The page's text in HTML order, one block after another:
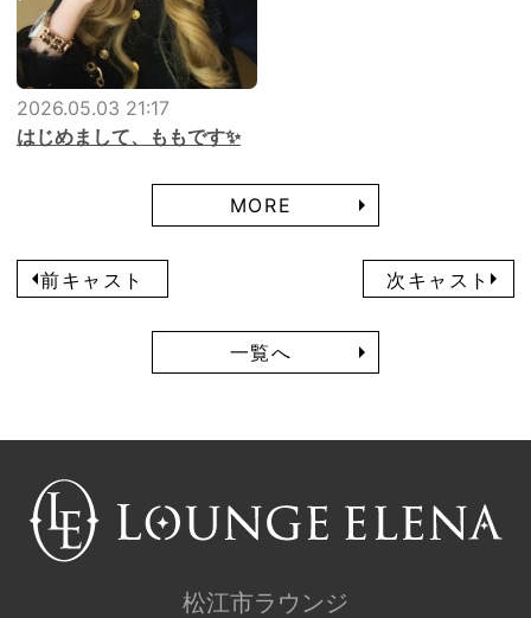
2026.05.03 21:17
はじめまして、ももです✨
MORE
前キャスト 次キャスト
一覧へ
松江市ラウンジ